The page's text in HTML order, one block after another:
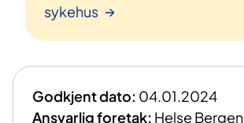
sykehus
Godkjent dato: 04.01.2024
Ansvarlig foretak: Helse Bergen